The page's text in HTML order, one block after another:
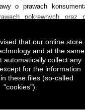
o prawach
pokrewnych oraz
od dnia 1 stycznia
our latest
that our online store
and at the same
automatically collect any
for the information
these files (so-called
"cookies").